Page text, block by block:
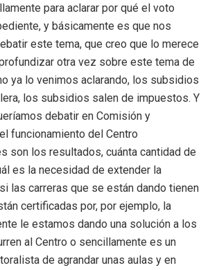
para aclarar por qué el voto
y básicamente es que nos
este tema, que creo que lo merece
otra vez sobre este tema de
ya lo venimos aclarando, los subsidios
los subsidios salen de impuestos. Y
debatir en Comisión y
funcionamiento del Centro
son los resultados, cuánta cantidad de
es la necesidad de extender la
las carreras que se están dando tienen
certificadas por, por ejemplo, la
le estamos dando una solución a los
al Centro o sencillamente es un
de agrandar unas aulas y en